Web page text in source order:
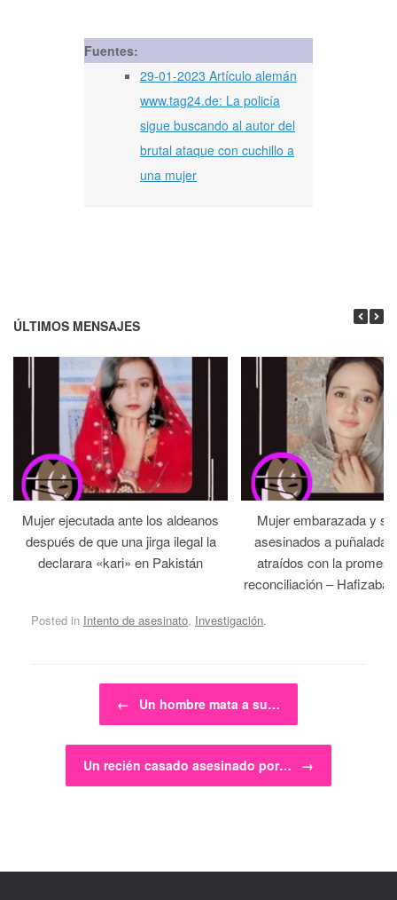
Fuentes:
29-01-2023 Artículo alemán
www.tag24.de: La policía
sigue buscando al autor del
brutal ataque con cuchillo a
una mujer
ÚLTIMOS MENSAJES
Mujer ejecutada ante los aldeanos
después de que una jirga ilegal la
declarara «kari» en Pakistán
Mujer embarazada y
asesinados a
atraídos con la
reconciliación –
Posted in Intento de asesinato, Investigación.
Post navigation
← Un hombre mata a su…
Un recién casado asesinado por… →